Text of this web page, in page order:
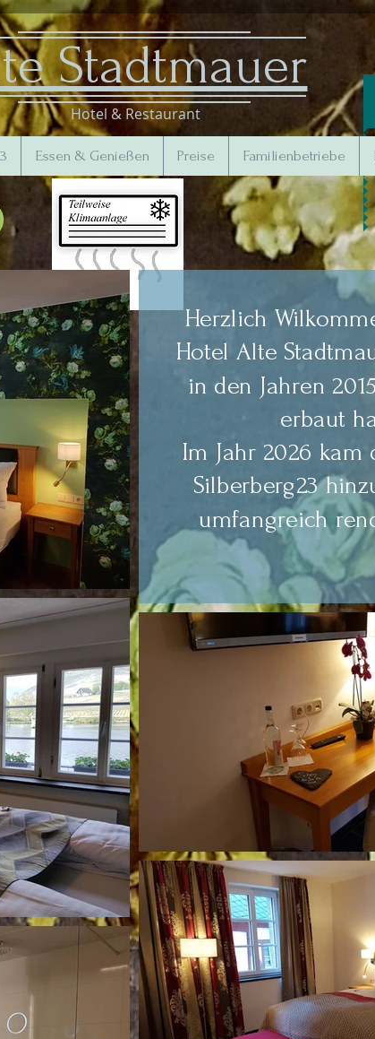
Stadtmauer
Hotel & Restaurant
Essen & Genießen Preise Familienbetriebe
Herzlich
Hotel Alte
in den Jahren
erbaut
Im Jahr 2026 kam
Silberberg23
umfangreich